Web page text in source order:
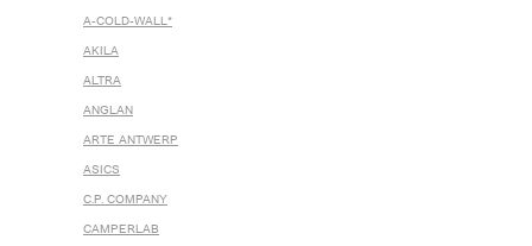
A-COLD-WALL*
AKILA
ALTRA
ANGLAN
ARTE ANTWERP
ASICS
C.P. COMPANY
CAMPERLAB